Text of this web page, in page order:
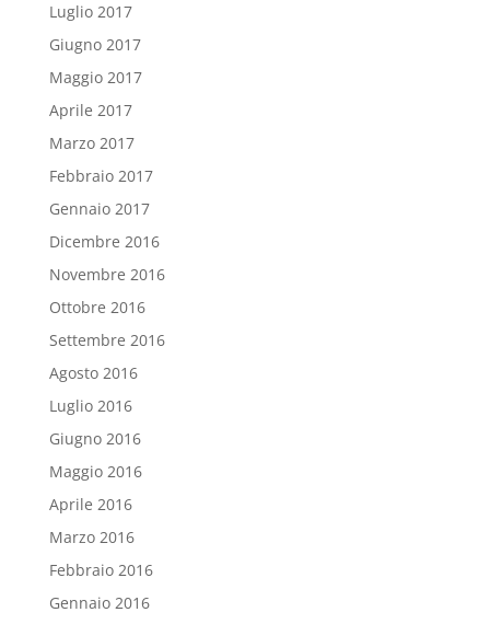
Luglio 2017
Giugno 2017
Maggio 2017
Aprile 2017
Marzo 2017
Febbraio 2017
Gennaio 2017
Dicembre 2016
Novembre 2016
Ottobre 2016
Settembre 2016
Agosto 2016
Luglio 2016
Giugno 2016
Maggio 2016
Aprile 2016
Marzo 2016
Febbraio 2016
Gennaio 2016